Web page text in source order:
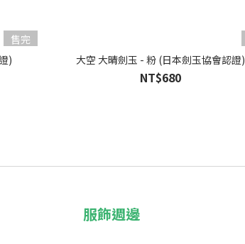
售完
)
大空 大晴劍玉 - 粉 (日本劍玉協會認證)
NT$680
服飾週邊